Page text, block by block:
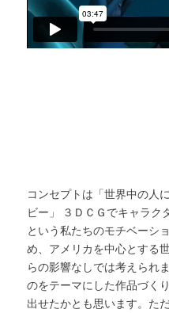
コンセプトは「世界中の人
ビー」 ３ＤＣＧでキャラク
という私たちのモチベーシ
め、アメリカを中心とする
らの影響なしでは考えられ
のをテーマにした作品づく
出せたかとも思います。た